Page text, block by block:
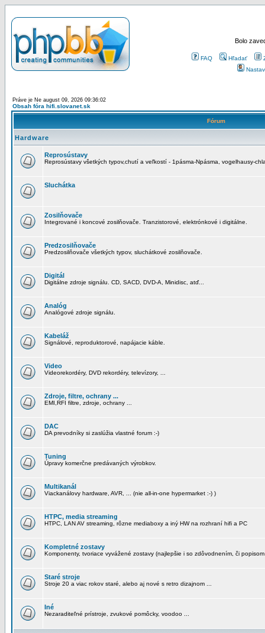
Bolo
FAQ Hľadať
Práve je Ne august 09, 2026 09:36:02
Obsah fóra hifi.slovanet.sk
Fórum
Hardware
Reprosústavy
Reprosústavy všetkých typov,chutí a veľkostí - 1pásma-Npásma, vogelhausy-
Sluchátka
Zosilňovače
Integrované i koncové zosilňovače. Tranzistorové, elektrónkové i digitálne.
Predzosilňovače
Predzosilňovače všetkých typov, sluchátkové zosilňovače.
Digitál
Digitálne zdroje signálu. CD, SACD, DVD-A, Minidisc, atď...
Analóg
Analógové zdroje signálu.
Kabeláž
Signálové, reproduktorové, napájacie káble.
Video
Videorekordéry, DVD rekordéry, televízory, ...
Zdroje, filtre, ochrany ...
EMI,RFI filtre, zdroje, ochrany ...
DAC
DA prevodníky si zaslúžia vlastné forum :-)
Tuning
Úpravy komerčne predávaných výrobkov.
Multikanál
Viackanálovy hardware, AVR, ... (nie all-in-one hypermarket :-) )
HTPC, media streaming
HTPC, LAN AV streaming, rôzne mediaboxy a iný HW na rozhraní hifi a PC
Kompletné zostavy
Komponenty, tvoriace vyvážené zostavy (najlepšie i so zdôvodnením, či
Staré stroje
Stroje 20 a viac rokov staré, alebo aj nové s retro dizajnom ...
Iné
Nezaraditeľné prístroje, zvukové pomôcky, voodoo ...